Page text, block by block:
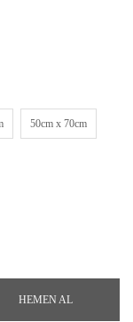
50cm x 70cm
HEMEN AL